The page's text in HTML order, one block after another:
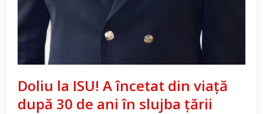
Doliu la ISU! A încetat din viață
după 30 de ani în slujba țării